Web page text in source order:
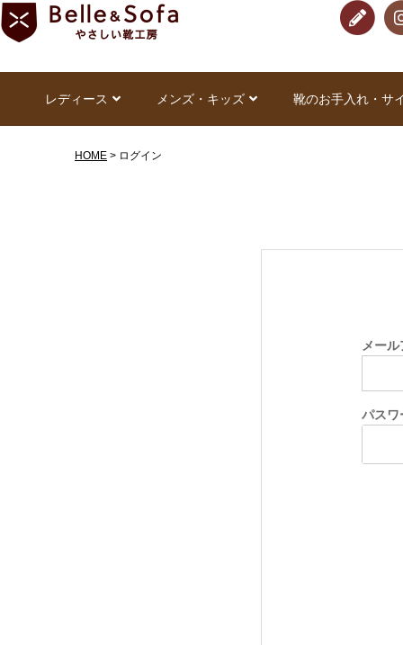
レディース メンズ・キッズ 靴のお手入れ・サ
HOME ログイン
メー
パス